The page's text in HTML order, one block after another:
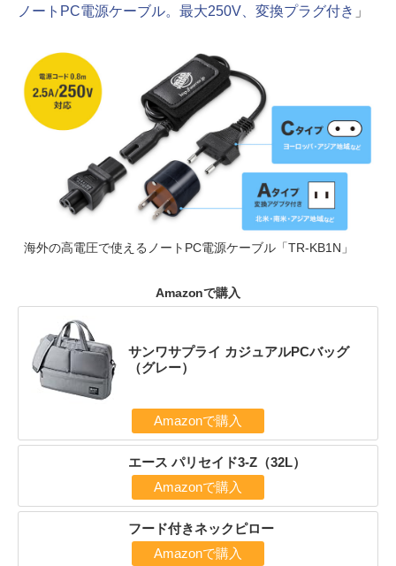
ノートPC電源ケーブル。最大250V、変換プラグ付き 」
海外の高電圧で使えるノートPC電源ケーブル「TR-KB1N」
Amazonで購入
サンワサプライ カジュアルPCバッグ
（グレー）
Amazonで購入
エース パリセイド3-Z（32L）
Amazonで購入
フード付きネックピロー
Amazonで購入